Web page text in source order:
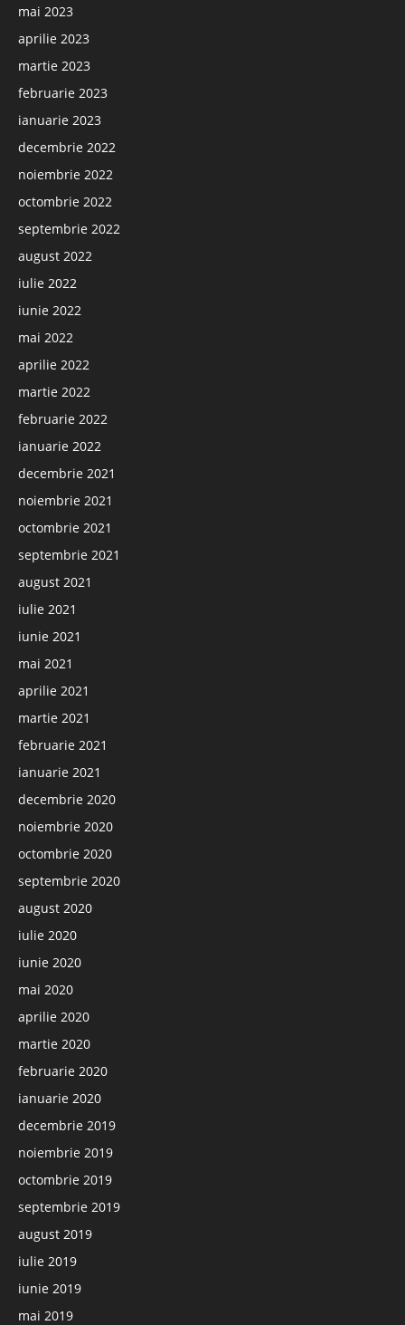
mai 2023
aprilie 2023
martie 2023
februarie 2023
ianuarie 2023
decembrie 2022
noiembrie 2022
octombrie 2022
septembrie 2022
august 2022
iulie 2022
iunie 2022
mai 2022
aprilie 2022
martie 2022
februarie 2022
ianuarie 2022
decembrie 2021
noiembrie 2021
octombrie 2021
septembrie 2021
august 2021
iulie 2021
iunie 2021
mai 2021
aprilie 2021
martie 2021
februarie 2021
ianuarie 2021
decembrie 2020
noiembrie 2020
octombrie 2020
septembrie 2020
august 2020
iulie 2020
iunie 2020
mai 2020
aprilie 2020
martie 2020
februarie 2020
ianuarie 2020
decembrie 2019
noiembrie 2019
octombrie 2019
septembrie 2019
august 2019
iulie 2019
iunie 2019
mai 2019